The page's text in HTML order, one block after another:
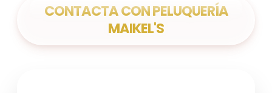
CONTACTA CON PELUQUERÍA
MAIKEL'S